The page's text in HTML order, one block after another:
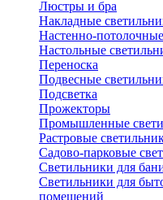
Люстры и бра
Накладные
Настенно-
Настольные
Переноска
Подвесные
Подсветка
Прожекторы
Промышленные
Растровые
Садово-парковые
Светильники для
Светильники для
помещений